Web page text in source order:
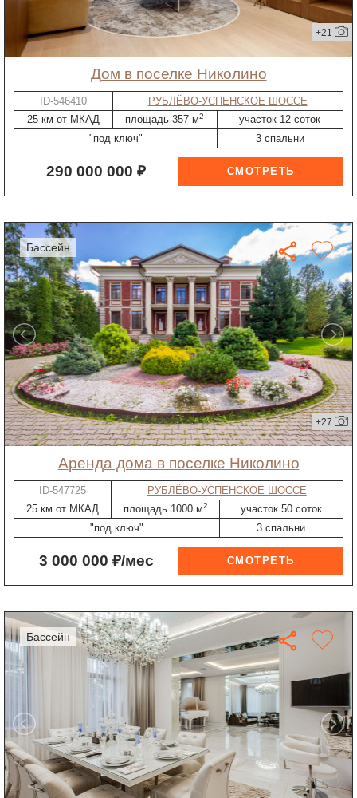
+21
дом в поселке Николино
ID-546410
РУБЛЁВО-УСПЕНСКОЕ ШОССЕ
25 км от МКАД
площадь 357 м2
участок 12 соток
"под ключ"
3 спальни
290 000 000 ₽
бассейн
+27
Аренда дома в поселке Николино
ID-547725
РУБЛЁВО-УСПЕНСКОЕ ШОССЕ
25 км от МКАД
площадь 1000 м2
участок 50 соток
"под ключ"
3 спальни
3 000 000 ₽/мес
бассейн